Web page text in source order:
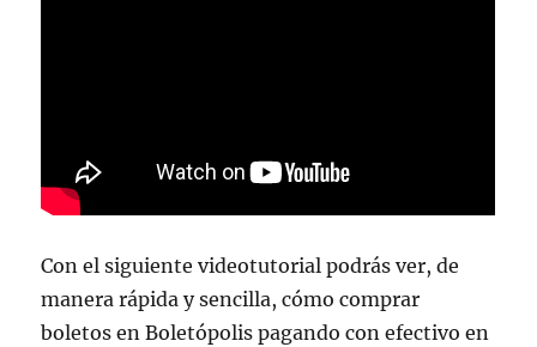
Con el siguiente videotutorial podrás ver, de
manera rápida y sencilla, cómo comprar
boletos en Boletópolis pagando con efectivo en